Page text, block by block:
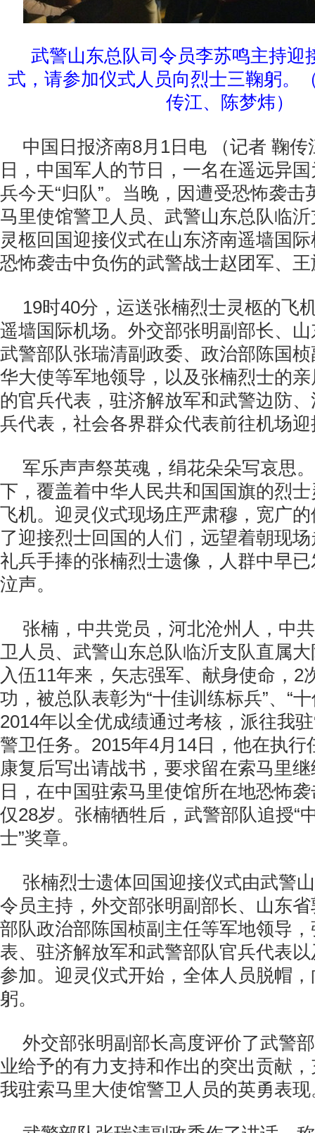
武警山东总队司令员李苏鸣主持迎
式，请参加仪式人员向烈士三鞠躬。
传江、陈梦炜）
中国日报济南8月1日电 （记者 鞠
日，中国军人的节日，一名在遥远异
兵今天“归队”。当晚，因遭受恐怖袭击
马里使馆警卫人员、武警山东总队临
灵柩回国迎接仪式在山东济南遥墙国
恐怖袭击中负伤的武警战士赵团军、
19时40分，运送张楠烈士灵柩的飞
遥墙国际机场。外交部张明副部长、
武警部队张瑞清副政委、政治部陈国
华大使等军地领导，以及张楠烈士的
的官兵代表，驻济解放军和武警边防
兵代表，社会各界群众代表前往机场
军乐声声祭英魂，绢花朵朵写哀思
下，覆盖着中华人民共和国国旗的烈
飞机。迎灵仪式现场庄严肃穆，宽广
了迎接烈士回国的人们，远望着朝现
礼兵手捧的张楠烈士遗像，人群中早
泣声。
张楠，中共党员，河北沧州人，中
卫人员、武警山东总队临沂支队直属
入伍11年来，矢志强军、献身使命，2
功，被总队表彰为“十佳训练标兵”、“
2014年以全优成绩通过考核，派往我
警卫任务。2015年4月14日，他在执行
康复后写出请战书，要求留在索马里
日，在中国驻索马里使馆所在地恐怖
仅28岁。张楠牺牲后，武警部队追授“
士”奖章。
张楠烈士遗体回国迎接仪式由武警
令员主持，外交部张明副部长、山东
部队政治部陈国桢副主任等军地领导
表、驻济解放军和武警部队官兵代表
参加。迎灵仪式开始，全体人员脱帽
躬。
外交部张明副部长高度评价了武警
业给予的有力支持和作出的突出贡献
我驻索马里大使馆警卫人员的英勇表现